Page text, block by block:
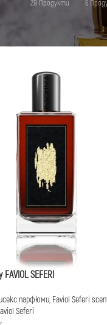
29 Продукти 6
FAVIOL SEFERI
парфюми, Faviol Seferi
Seferi